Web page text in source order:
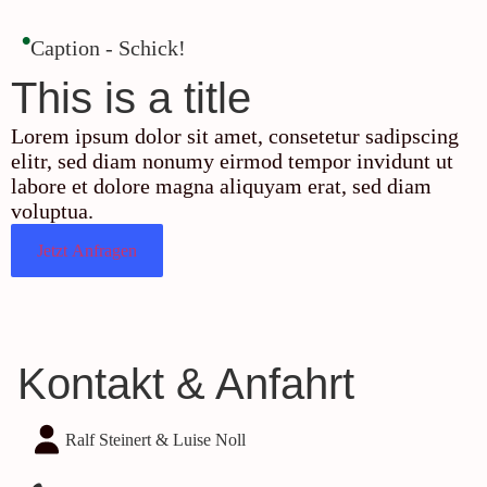
•Caption - Schick!
This is a title
Lorem ipsum dolor sit amet, consetetur sadipscing
elitr, sed diam nonumy eirmod tempor invidunt ut
labore et dolore magna aliquyam erat, sed diam
voluptua.
Jetzt Anfragen
Kontakt & Anfahrt
Ralf Steinert & Luise Noll